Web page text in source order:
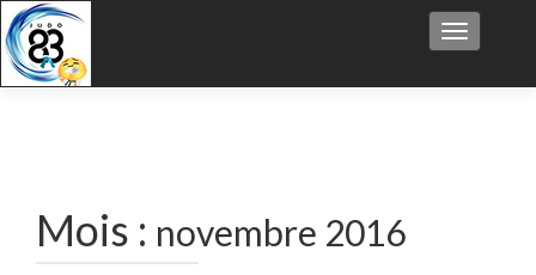
Afficher/
Mois : novembre 2016